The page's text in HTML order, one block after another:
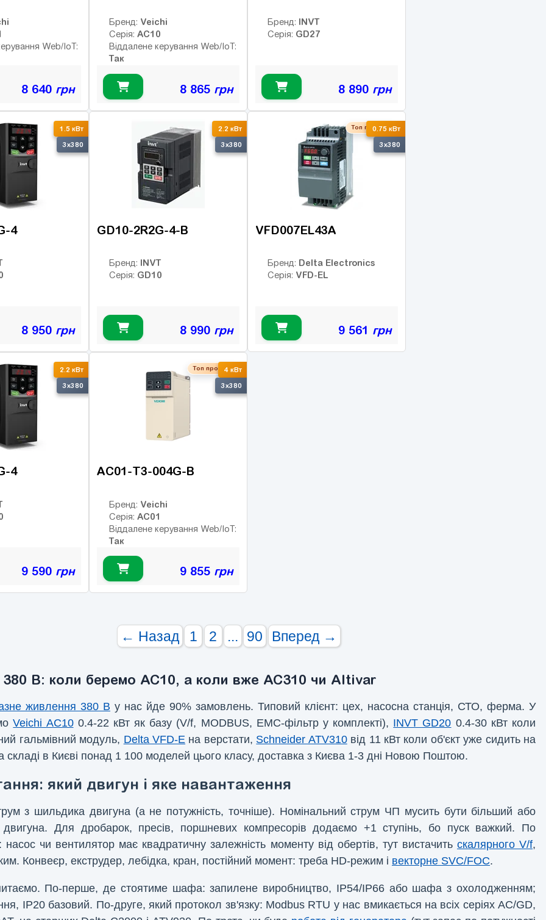
Web/IoT:
8 640 грн
Бренд: Veichi
Серія: AC10
Віддалене керування Web/IoT:
Так
8 865 грн
Бренд: INVT
Серія: GD27
8 890 грн
1.5 кВт
3x380
4
8 950 грн
2.2 кВт
3x380
GD10-2R2G-4-B
Бренд: INVT
Серія: GD10
8 990 грн
0.75 кВт
3x380
Топ продаж
VFD007EL43A
Бренд: Delta Electronics
Серія: VFD-EL
9 561 грн
2.2 кВт
3x380
4
9 590 грн
4 кВт
3x380
Топ продаж
AC01-T3-004G-B
Бренд: Veichi
Серія: AC01
Віддалене керування Web/IoT:
Так
9 855 грн
← Назад 1 2 ... 90 Вперед →
В: коли беремо AC10, а коли вже AC310 чи Altivar
живлення 380 В у нас йде 90% замовлень. Типовий клієнт: цех, насосна станція, СТО, ферма. У
Veichi AC100.4-22 кВт як базу (V/f, MODBUS, EMC-фільтр у комплекті), INVT GD20 0.4-30 кВт коли
гальмівний модуль, Delta VFD-E на верстати, Schneider ATV310від 11 кВт коли об'єкт уже сидить на
складі в Києві понад 1 100 моделей цього класу, доставка з Києва 1-3 дні Новою Поштою.
який двигун і яке навантаження
з шильдика двигуна (а не потужність, точніше). Номінальний струм ЧП мусить бути більший або
двигуна. Для дробарок, пресів, поршневих компресорів додаємо +1 ступінь, бо пуск важкий. По
чи вентилятор має квадратичну залежність моменту від обертів, тут вистачить скалярного V/f,
Конвеєр, екструдер, лебідка, кран, постійний момент: треба HD-режим і векторне SVC/FOC.
По-перше, де стоятиме шафа: запилене виробництво, IP54/IP66 або шафа з охолодженням;
IP20 базовий. По-друге, який протокол зв'язку: Modbus RTU у нас вмикається на всіх серіях AC/GD,